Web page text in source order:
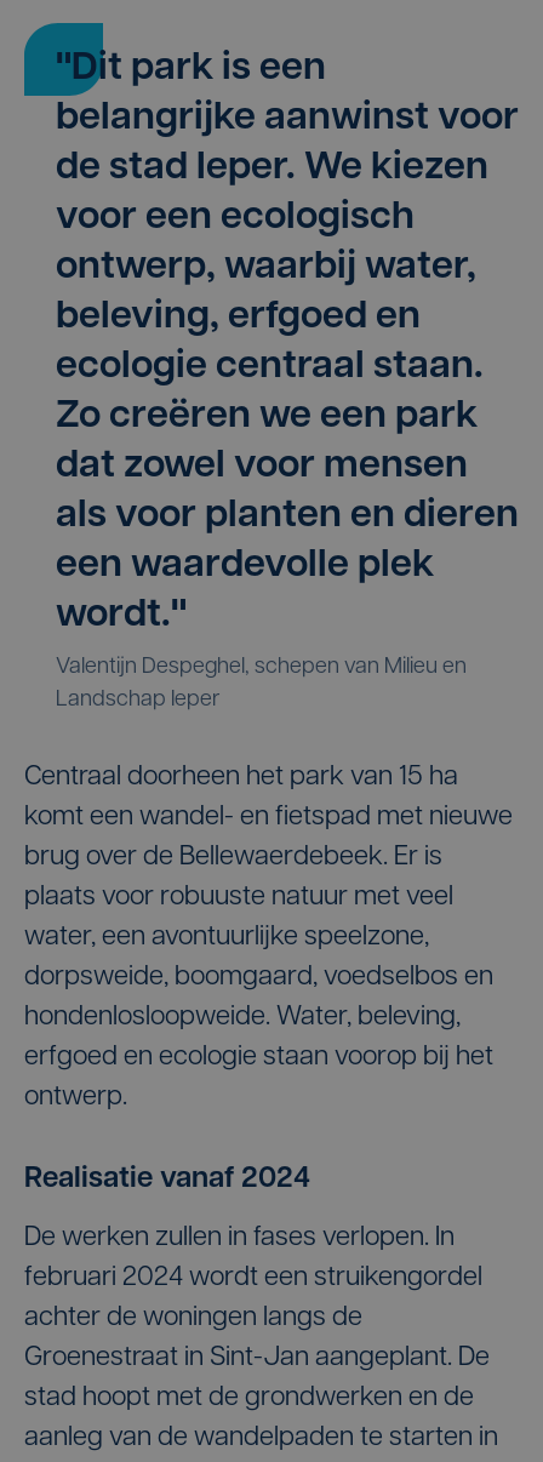
"Dit park is een
belangrijke aanwinst voor
de stad Ieper. We kiezen
voor een ecologisch
ontwerp, waarbij water,
beleving, erfgoed en
ecologie centraal staan.
Zo creëren we een park
dat zowel voor mensen
als voor planten en dieren
een waardevolle plek
wordt."
Valentijn Despeghel, schepen van Milieu en
Landschap Ieper
Centraal doorheen het park van 15 ha
komt een wandel- en fietspad met nieuwe
brug over de Bellewaerdebeek. Er is
plaats voor robuuste natuur met veel
water, een avontuurlijke speelzone,
dorpsweide, boomgaard, voedselbos en
hondenlosloopweide. Water, beleving,
erfgoed en ecologie staan voorop bij het
ontwerp.
Realisatie vanaf 2024
De werken zullen in fases verlopen. In
februari 2024 wordt een struikengordel
achter de woningen langs de
Groenestraat in Sint-Jan aangeplant. De
stad hoopt met de grondwerken en de
aanleg van de wandelpaden te starten in